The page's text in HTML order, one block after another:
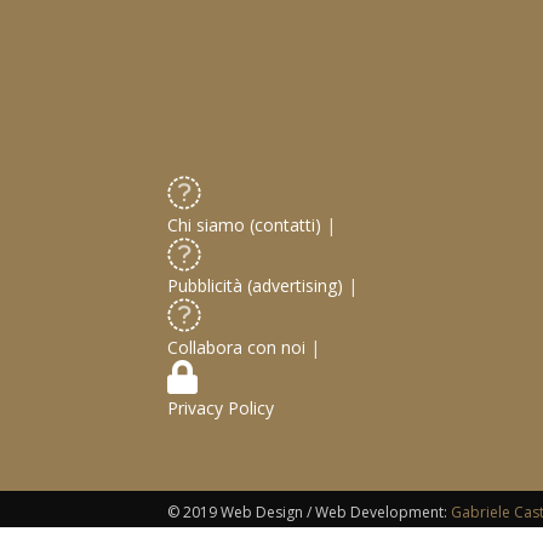
Chi siamo (contatti) |
Pubblicità (advertising) |
Collabora con noi |
Privacy Policy
© 2019 Web Design / Web Development: Gabriele